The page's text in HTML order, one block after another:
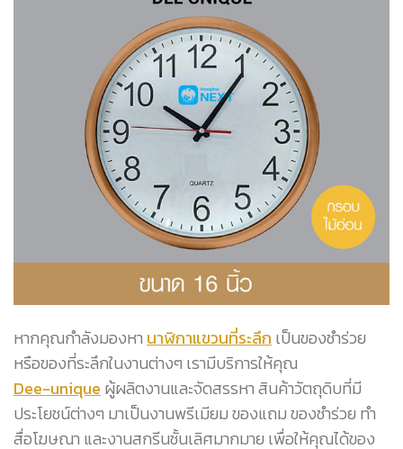
หากคุณกำลังมองหา นาฬิกาแขวนที่ระลึก เป็นของชำร่วย
หรือของที่ระลึกในงานต่างๆ เรามีบริการให้คุณ
Dee-unique ผู้ผลิตงานและจัดสรรหา สินค้าวัตถุดิบที่มี
ประโยชน์ต่างๆ มาเป็นงานพรีเมียม ของแถม ของชำร่วย ทำ
สื่อโฆษณา และงานสกรีนชั้นเลิศมากมาย เพื่อให้คุณได้ของ